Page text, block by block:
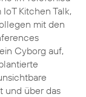
Kitchen Talk,
mit den
Cyborg auf,
und über das